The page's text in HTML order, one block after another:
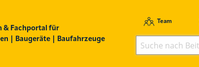
& Fachportal für
| Baugeräte | Baufahrzeuge
Team